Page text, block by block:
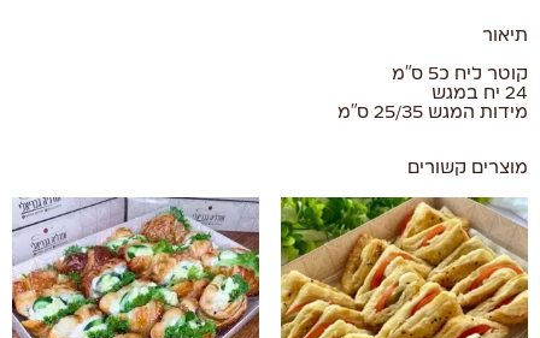
תיאור
קוטר ליח כ5 ס"מ
24 יח במגש
מידות המגש 25/35 ס"מ
מוצרים קשורים